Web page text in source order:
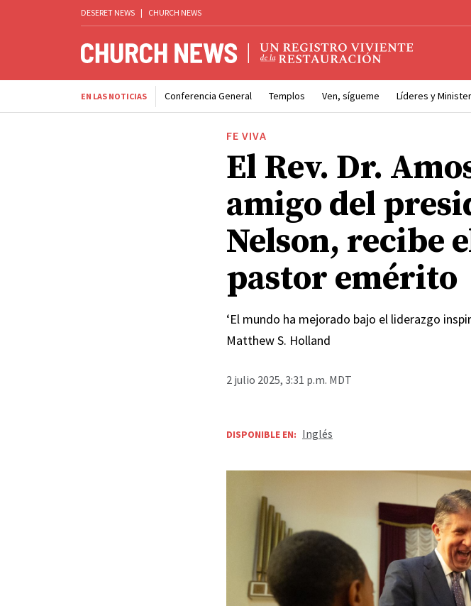
DESERET NEWS | CHURCH NEWS
EN LAS NOTICIAS Conferencia General Templos Ven, sígueme Líderes y
FE VIVA
El Rev. Dr.
amigo del
Nelson, recibe
pastor emérito
‘El mundo ha mejorado bajo el liderazgo
Matthew S. Holland
2 julio 2025, 3:31 p.m. MDT
DISPONIBLE EN: Inglés